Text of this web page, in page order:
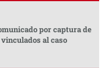
por captura de
al caso